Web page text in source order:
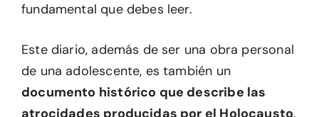
fundamental que debes leer.
Este diario, además de ser una obra personal
de una adolescente, es también un
documento histórico que describe las
atrocidades producidas por el Holocausto.